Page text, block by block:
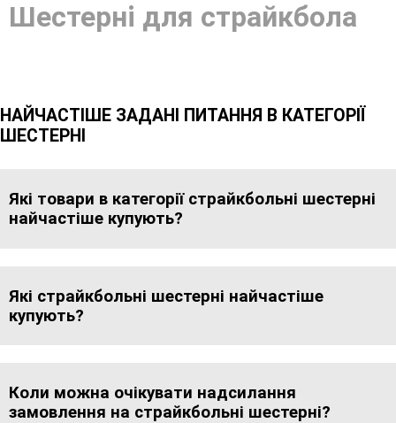
Шестерні для страйкбола
НАЙЧАСТІШЕ ЗАДАНІ ПИТАННЯ В КАТЕГОРІЇ
ШЕСТЕРНІ
Які товари в категорії страйкбольні шестерні
найчастіше купують?
Які страйкбольні шестерні найчастіше
купують?
Коли можна очікувати надсилання
замовлення на страйкбольні шестерні?